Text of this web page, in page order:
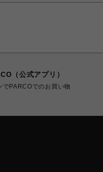
（公式アプリ）
でPARCOでのお買い物